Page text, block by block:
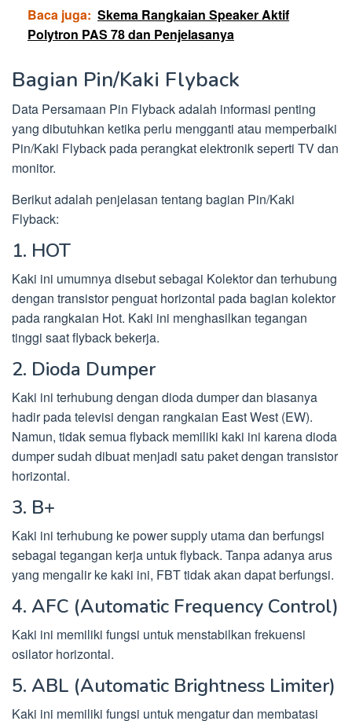
Baca juga: Skema Rangkaian Speaker Aktif
Polytron PAS 78 dan Penjelasanya
Bagian Pin/Kaki Flyback
Data Persamaan Pin Flyback adalah informasi penting
yang dibutuhkan ketika perlu mengganti atau memperbaiki
Pin/Kaki Flyback pada perangkat elektronik seperti TV dan
monitor.
Berikut adalah penjelasan tentang bagian Pin/Kaki
Flyback:
1. HOT
Kaki ini umumnya disebut sebagai Kolektor dan terhubung
dengan transistor penguat horizontal pada bagian kolektor
pada rangkaian Hot. Kaki ini menghasilkan tegangan
tinggi saat flyback bekerja.
2. Dioda Dumper
Kaki ini terhubung dengan dioda dumper dan biasanya
hadir pada televisi dengan rangkaian East West (EW).
Namun, tidak semua flyback memiliki kaki ini karena dioda
dumper sudah dibuat menjadi satu paket dengan transistor
horizontal.
3. B+
Kaki ini terhubung ke power supply utama dan berfungsi
sebagai tegangan kerja untuk flyback. Tanpa adanya arus
yang mengalir ke kaki ini, FBT tidak akan dapat berfungsi.
4. AFC (Automatic Frequency Control)
Kaki ini memiliki fungsi untuk menstabilkan frekuensi
osilator horizontal.
5. ABL (Automatic Brightness Limiter)
Kaki ini memiliki fungsi untuk mengatur dan membatasi